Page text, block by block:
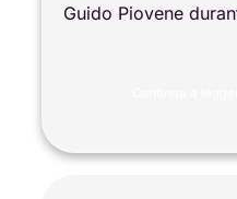
Guido Piovene